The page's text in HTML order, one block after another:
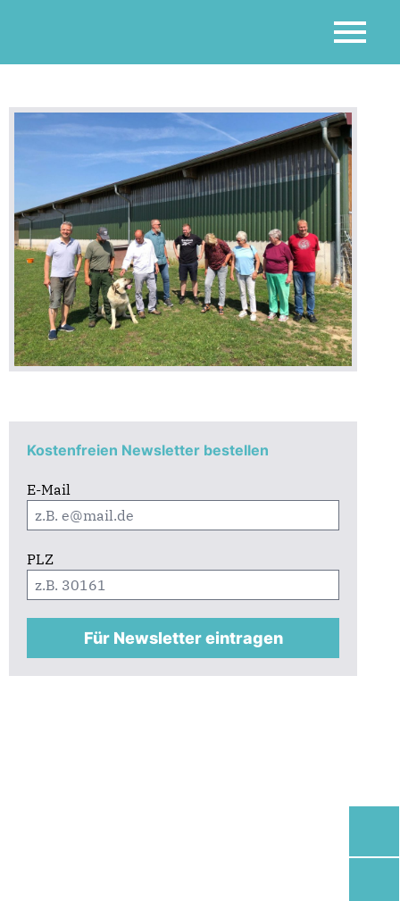
Kostenfreien Newsletter bestellen
E-Mail
PLZ
Für Newsletter eintragen